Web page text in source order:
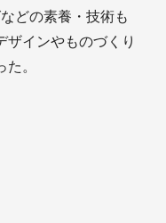
どの素養・技術も
ザインやものづくり
。